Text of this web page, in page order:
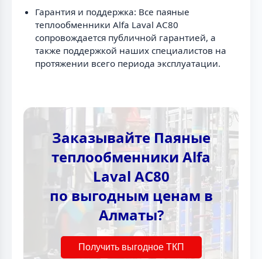
Гарантия и поддержка: Все паяные
теплообменники Alfa Laval AC80
сопровождается публичной гарантией, а
также поддержкой наших специалистов на
протяжении всего периода эксплуатации.
Заказывайте Паяные
теплообменники Alfa
Laval AC80
по выгодным ценам в
Алматы?
Получить выгодное ТКП